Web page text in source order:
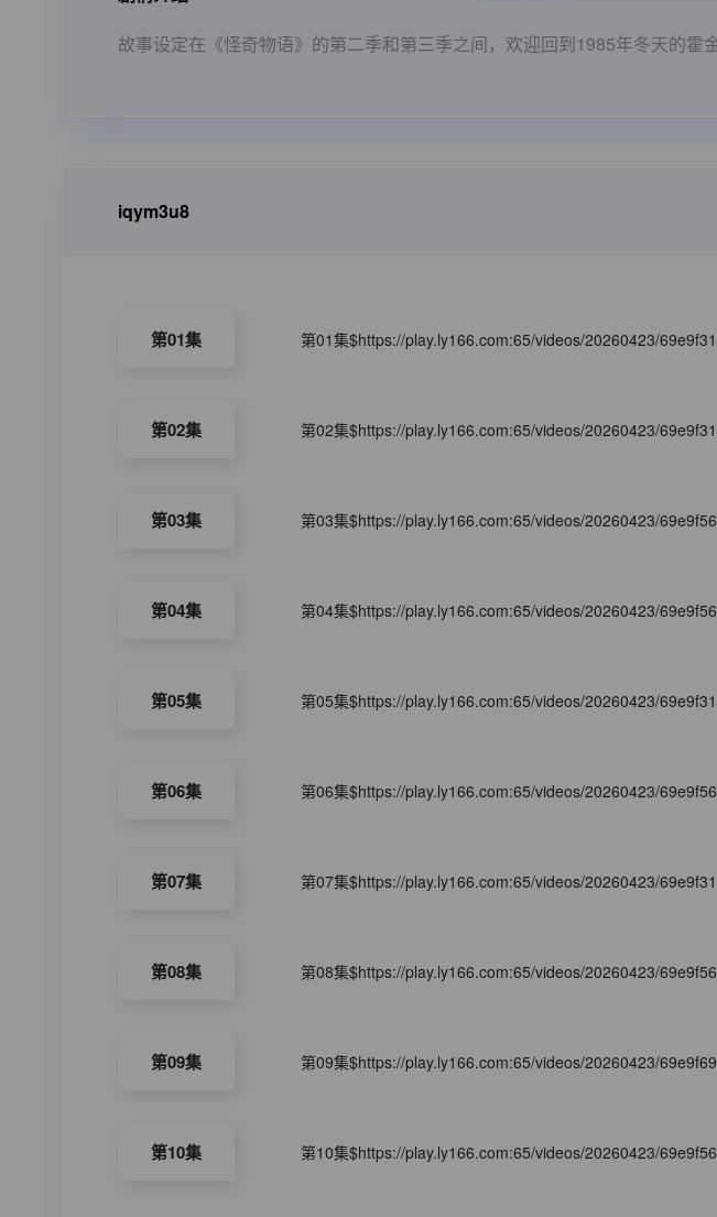
故事设定在《怪奇物语》的第二季和第三季之间，欢迎回到1985年冬天的霍
iqym3u8
第01集 第01集$https://play.ly166.com:65/videos/20260423/
第02集 第02集$https://play.ly166.com:65/videos/20260423/
第03集 第03集$https://play.ly166.com:65/videos/20260423/
第04集 第04集$https://play.ly166.com:65/videos/20260423/
第05集 第05集$https://play.ly166.com:65/videos/20260423/
第06集 第06集$https://play.ly166.com:65/videos/20260423/
第07集 第07集$https://play.ly166.com:65/videos/20260423/
第08集 第08集$https://play.ly166.com:65/videos/20260423/
第09集 第09集$https://play.ly166.com:65/videos/20260423/
第10集 第10集$https://play.ly166.com:65/videos/20260423/